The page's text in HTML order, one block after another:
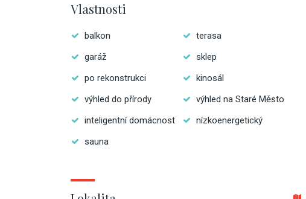
Vlastnosti
balkon
terasa
garáž
sklep
po rekonstrukci
kinosál
výhled do přírody
výhled na Staré Město
inteligentní domácnost
nízkoenergetický
sauna